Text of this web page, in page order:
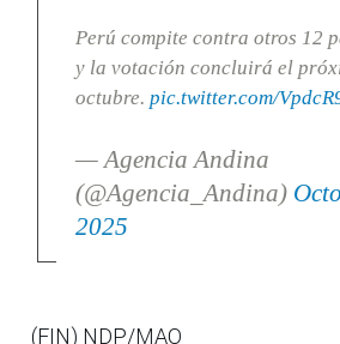
Perú compite contra otros 12
y la votación concluirá el
octubre. pic.twitter.com/
— Agencia Andina
(@Agencia_Andina)
2025
(FIN) NDP/MAO